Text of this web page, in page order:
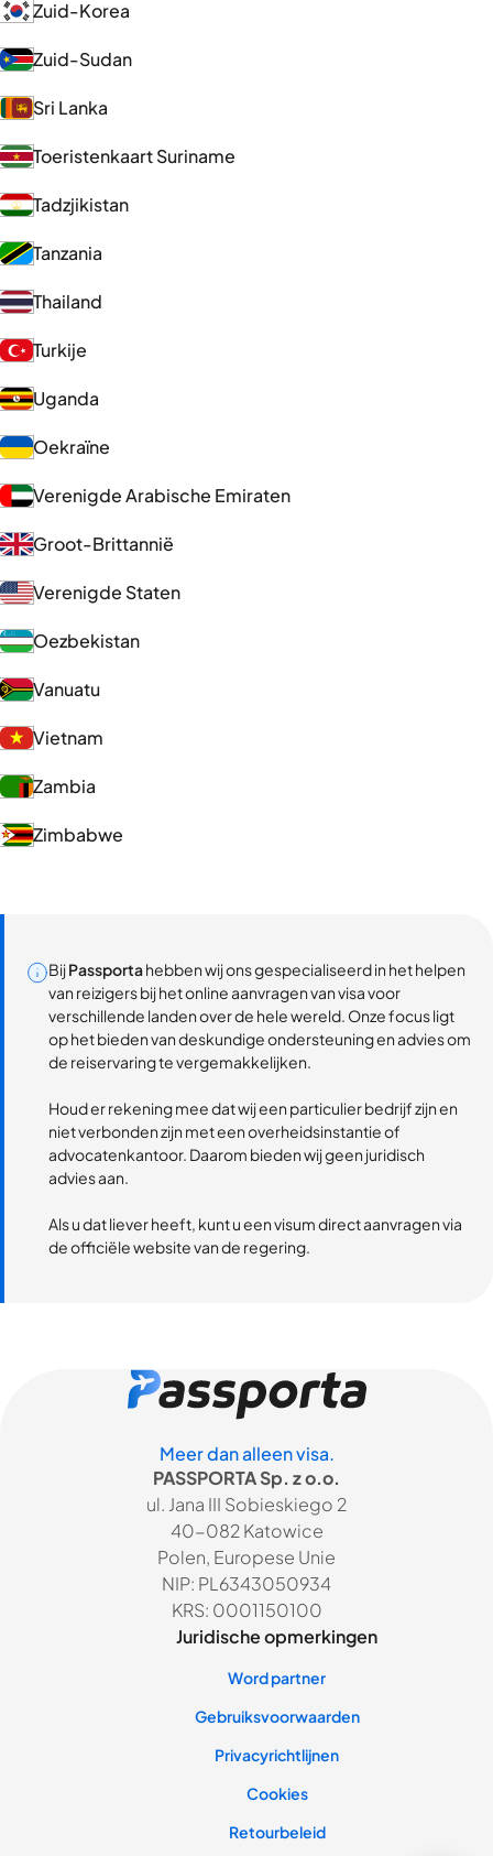
Zuid-Korea
Zuid-Sudan
Sri Lanka
Toeristenkaart Suriname
Tadzjikistan
Tanzania
Thailand
Turkije
Uganda
Oekraïne
Verenigde Arabische Emiraten
Groot-Brittannië
Verenigde Staten
Oezbekistan
Vanuatu
Vietnam
Zambia
Zimbabwe
BijPassportahebben wij ons gespecialiseerd in het helpen
van reizigers bij het online aanvragen van visa voor
verschillende landen over de hele wereld. Onze focus ligt
op het bieden van deskundige ondersteuning en advies om
de reiservaring te vergemakkelijken.
Houd er rekening mee dat wij een particulier bedrijf zijn en
niet verbonden zijn met een overheidsinstantie of
advocatenkantoor. Daarom bieden wij geen juridisch
advies aan.
Als u dat liever heeft, kunt u een visum direct aanvragen via
de officiële website van de regering.
Meer dan alleen visa.
PASSPORTA Sp. z o.o.
ul. Jana III Sobieskiego 2
40-082 Katowice
Polen, Europese Unie
NIP: PL6343050934
KRS: 0001150100
Juridische opmerkingen
Word partner
Gebruiksvoorwaarden
Privacyrichtlijnen
Cookies
Retourbeleid